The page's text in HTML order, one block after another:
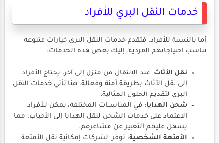
خدمات النقل البري للأفراد
أما بالنسبة للأفراد، فتقدم خدمات النقل البري خيارات متنوعة
تناسب احتياجاتهم الفردية. إليك بعض هذه الخدمات:
نقل الأثاث: عند الانتقال من منزل إلى آخر، يحتاج الأفراد
إلى نقل الأثاث بطريقة آمنة وفعالة. هنا تأتي خدمات النقل
البري لتقديم الحلول المثالية.
شحن الهدايا: في المناسبات المختلفة، يمكن للأفراد
الاعتماد على خدمات الشحن لنقل الهدايا إلى الأحباب، مما
يسهل عليهم التعبير عن مشاعرهم.
الأمتعة الشخصية: توفر الشركات إمكانية نقل الأمتعة